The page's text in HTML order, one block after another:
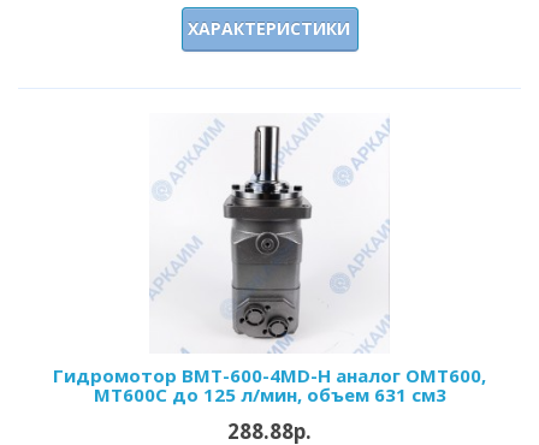
ХАРАКТЕРИСТИКИ
Гидромотор BMT-600-4MD-H аналог OMT600,
MT600C до 125 л/мин, объем 631 см3
288.88р.